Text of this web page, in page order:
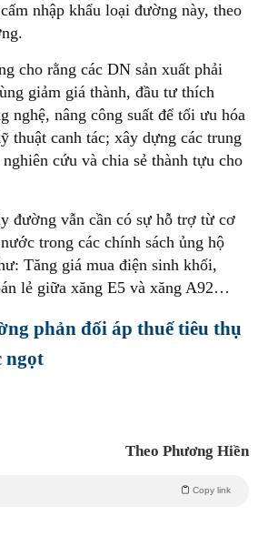
nhập khẩu loại đường này, theo
cho rằng các DN sản xuất phải
giảm giá thành, đầu tư thích
nghệ, nâng công suất để tối ưu hóa
thuật canh tác; xây dựng các trung
cứu và chia sẻ thành tựu cho
đường vẫn cần có sự hỗ trợ từ cơ
trong các chính sách ủng hộ
Tăng giá mua điện sinh khối,
lẻ giữa xăng E5 và xăng A92…
phản đối áp thuế tiêu thụ
ngọt
Theo Phương Hiền
Copy link